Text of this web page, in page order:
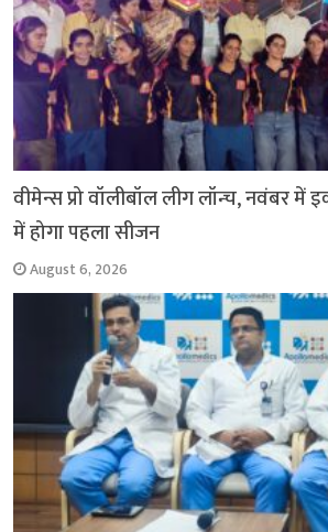
वीमेन्स प्रो वॉलीबॉल लीग लॉन्च, नवंबर में
में होगा पहला सीजन
August 6, 2026